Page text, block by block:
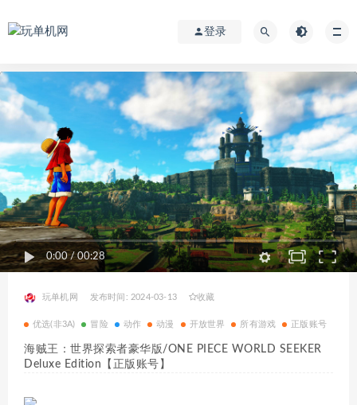
登录
0:00/00:28
玩单机网 发布时间: 2024-03-13 收藏
优选(非3A) 冒险 动作 动漫 开放世界 所有游戏 正版账号
海贼王：世界探索者豪华版/ONE PIECE WORLD SEEKER
Deluxe Edition【正版账号】